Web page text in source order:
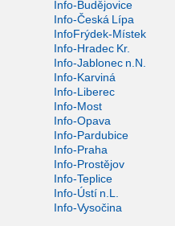
Info-Budějovice
Info-Česká Lípa
InfoFrýdek-Místek
Info-Hradec Kr.
Info-Jablonec n.N.
Info-Karviná
Info-Liberec
Info-Most
Info-Opava
Info-Pardubice
Info-Praha
Info-Prostějov
Info-Teplice
Info-Ústí n.L.
Info-Vysočina